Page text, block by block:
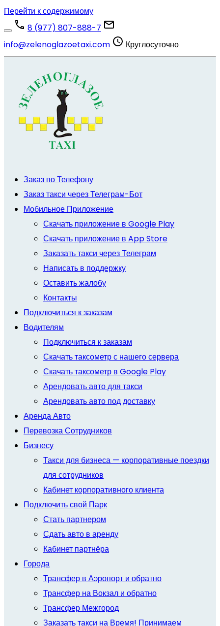
Перейти к содержимому
8 (977) 807-888-7
info@zelenoglazoetaxi.com
Круглосуточно
Заказ по Телефону
Заказ такси через Телеграм-Бот
Мобильное Приложение
Скачать приложение в Google Play
Скачать приложение в App Store
Заказать такси через Телеграм
Написать в поддержку
Оставить жалобу
Контакты
Подключиться к заказам
Водителям
Подключиться к заказам
Скачать таксометр с нашего сервера
Скачать таксометр в Google Play
Арендовать авто для такси
Арендовать авто под доставку
Аренда Авто
Перевозка Сотрудников
Бизнесу
Такси для бизнеса — корпоративные поездки
для сотрудников
Кабинет корпоративного клиента
Подключить свой Парк
Стать партнером
Сдать авто в аренду
Кабинет партнёра
Города
Трансфер в Аэропорт и обратно
Трансфер на Вокзал и обратно
Трансфер Межгород
Заказать такси на Время! Принимаем